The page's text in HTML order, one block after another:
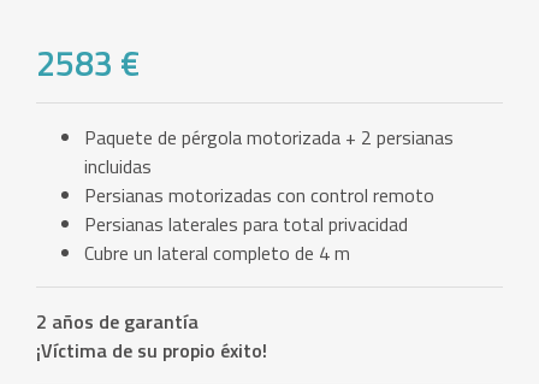
2583 €
Paquete de pérgola motorizada + 2 persianas
incluidas
Persianas motorizadas con control remoto
Persianas laterales para total privacidad
Cubre un lateral completo de 4 m
2 años de garantía
¡Víctima de su propio éxito!